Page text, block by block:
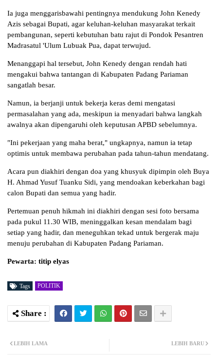
Ia juga menggarisbawahi pentingnya mendukung John Kenedy
Azis sebagai Bupati, agar keluhan-keluhan masyarakat terkait
pembangunan, seperti kebutuhan batu rajut di Pondok Pesantren
Madrasatul 'Ulum Lubuak Pua, dapat terwujud.
Menanggapi hal tersebut, John Kenedy dengan rendah hati
mengakui bahwa tantangan di Kabupaten Padang Pariaman
sangatlah besar.
Namun, ia berjanji untuk bekerja keras demi mengatasi
permasalahan yang ada, meskipun ia menyadari bahwa langkah
awalnya akan dipengaruhi oleh keputusan APBD sebelumnya.
"Ini pekerjaan yang maha berat," ungkapnya, namun ia tetap
optimis untuk membawa perubahan pada tahun-tahun mendatang.
Acara pun diakhiri dengan doa yang khusyuk dipimpin oleh Buya
H. Ahmad Yusuf Tuanku Sidi, yang mendoakan keberkahan bagi
calon Bupati dan semua yang hadir.
Pertemuan penuh hikmah ini diakhiri dengan sesi foto bersama
pada pukul 11.30 WIB, meninggalkan kesan mendalam bagi
setiap yang hadir, dan meneguhkan tekad untuk bergerak maju
menuju perubahan di Kabupaten Padang Pariaman.
Pewarta: titip elyas
Tags POLITIK
LEBIH BARU
LEBIH LAMA